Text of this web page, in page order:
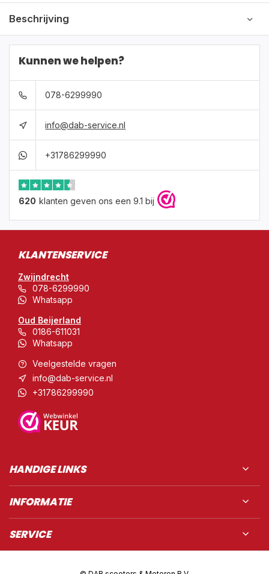
Beschrijving
Kunnen we helpen?
078-6299990
info@dab-service.nl
+31786299990
620 klanten geven ons een 9.1 bij
KLANTENSERVICE
Zwijndrecht
078-6299990
Whatsapp
Oud Beijerland
0186-611031
Whatsapp
Veelgestelde vragen
info@dab-service.nl
+31786299990
HANDIGE LINKS
INFORMATIE
SERVICE